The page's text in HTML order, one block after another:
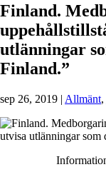
Finland.
utlänningar
Finland.”
sep 26, 2019 | Allmänt,